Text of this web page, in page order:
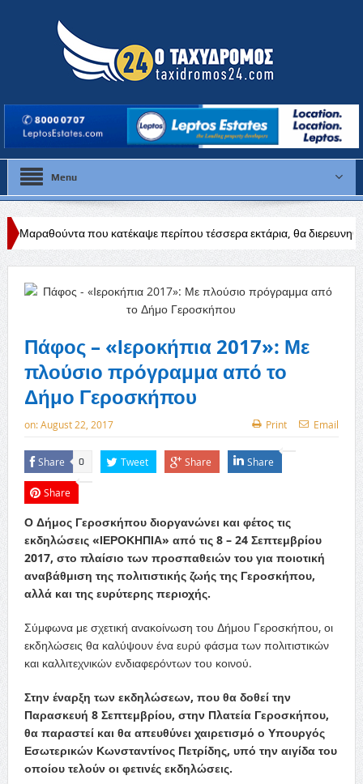
Menu
κατέκαψε περίπου τέσσερα εκτάρια, θα διερευνηθούν τα αίτια
Πάφος – «Ιεροκήπια 2017»: Με
πλούσιο πρόγραμμα από το
Δήμο Γεροσκήπου
on:August 22, 2017 Print Email
Share 0 Tweet Share Share
Share
Ο Δήμος Γεροσκήπου διοργανώνει και φέτος τις
εκδηλώσεις «ΙΕΡΟΚΗΠΙΑ» από τις 8 – 24 Σεπτεμβρίου
2017, στο πλαίσιο των προσπαθειών του για ποιοτική
αναβάθμιση της πολιτιστικής ζωής της Γεροσκήπου,
αλλά και της ευρύτερης περιοχής.
Σύμφωνα με σχετική ανακοίνωση του Δήμου Γεροσκήπου, οι
εκδηλώσεις θα καλύψουν ένα ευρύ φάσμα των πολιτιστικών
και καλλιτεχνικών ενδιαφερόντων του κοινού.
Στην έναρξη των εκδηλώσεων, που θα δοθεί την
Παρασκευή 8 Σεπτεμβρίου, στην Πλατεία Γεροσκήπου,
θα παραστεί και θα απευθύνει χαιρετισμό ο Υπουργός
Εσωτερικών Κωνσταντίνος Πετρίδης, υπό την αιγίδα του
οποίου τελούν οι φετινές εκδηλώσεις.